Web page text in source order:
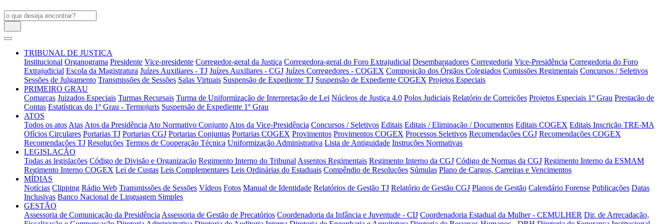
TRIBUNAL DE JUSTIÇA
Institucional Organograma Presidente Vice-presidente Corregedor-geral da Justiça Corregedora-geral do Foro Extrajudicial Desembargadores Corregedoria Vice-Presidência Corregedoria do Foro
Extrajudicial Escola da Magistratura Juízes Auxiliares - TJ Juízes Auxiliares - CGJ Juízes Corregedores - COGEX Composição dos Órgãos Colegiados Comissões Regimentais Concursos / Seletivos
Sessões de Julgamento Transmissões de Sessões Salas Virtuais Suspensão de Expediente TJ Suspensão de Expediente COGEX Projetos Especiais
PRIMEIRO GRAU
Comarcas Juizados Especiais Turmas Recursais Turma de Uniformização de Interpretação de Lei Núcleos de Justiça 4.0 Polos Judiciais Relatório de Correições Projetos Especiais 1º Grau Prestação de
Contas Estatísticas do 1º Grau - Termojuris Suspensão de Expediente 1º Grau
ATOS
Todos os atos Atas Atos da Presidência Ato Normativo Conjunto Atos da Vice-Presidência Concursos / Seletivos Editais Editais / Eliminação / Documentos Editais COGEX Editais Inscrição TRE-MA
Ofícios Circulares Portarias TJ Portarias CGJ Portarias Conjuntas Portarias COGEX Provimentos Provimentos COGEX Processos Seletivos Recomendações CGJ Recomendações COGEX
Recomendações TJ Resoluções Termos de Cooperação Técnica Uniformização Administrativa Lista de Antiguidade Instruções Normativas
LEGISLAÇÃO
Todas as legislações Código de Divisão e Organização Regimento Interno do Tribunal Assentos Regimentais Regimento Interno da CGJ Código de Normas da CGJ Regimento Interno da ESMAM
Regimento Interno COGEX Lei de Custas Leis Complementares Leis Ordinárias do Estaduais Compêndio de Resoluções Súmulas Plano de Cargos, Carreiras e Vencimentos
MÍDIAS
Notícias Clipping Rádio Web Transmissões de Sessões Vídeos Fotos Manual de Identidade Relatórios de Gestão TJ Relatório de Gestão CGJ Planos de Gestão Calendário Forense Publicações Datas
Inclusivas Banco Nacional de Linguagem Simples
GESTÃO
Assessoria de Comunicação da Presidência Assessoria de Gestão de Precatórios Coordenadoria da Infância e Juventude - CIJ Coordenadoria Estadual da Mulher - CEMULHER Dir. de Arrecadação,